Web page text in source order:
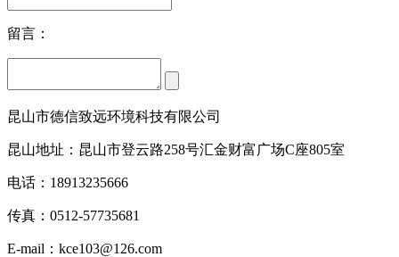
留言：
昆山市德信致远环境科技有限公司
昆山地址：昆山市登云路258号汇金财富广场C座805室
电话：18913235666
传真：0512-57735681
E-mail：kce103@126.com